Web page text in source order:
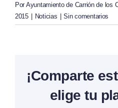
Por Ayuntamiento de Carrión de los
2015
Noticias Sin comentarios
¡Comparte
elige tu